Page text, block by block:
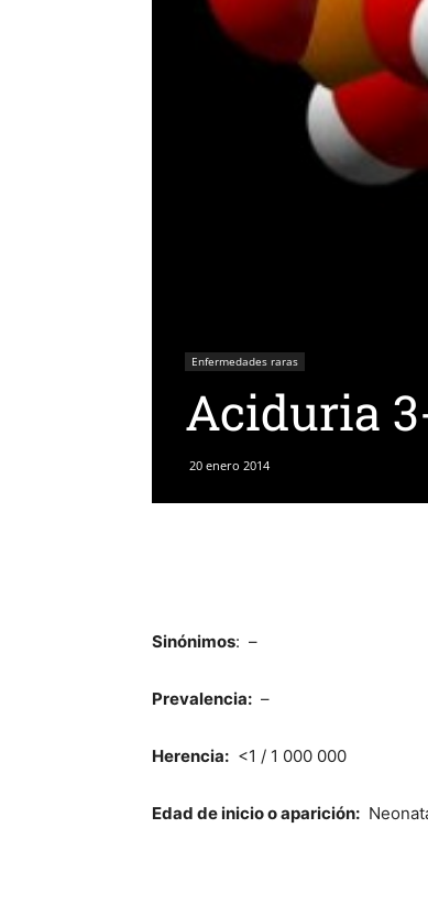
Enfermedades raras
Aciduria
20 enero 2014
Sinónimos: –
Prevalencia: –
Herencia: <1 / 1 000 000
Edad de inicio o aparición: